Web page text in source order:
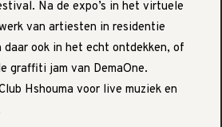
Na de expo’s in het virtuele
van artiesten in residentie
daar ook in het echt ontdekken, of
graffiti jam van DemaOne.
Hshouma voor live muziek en